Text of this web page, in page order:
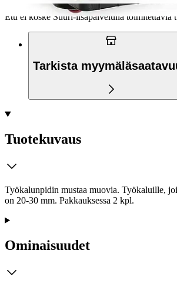
Etu ei koske Suuri‑lisäpalvelulla toimitettavia
Tarkista
Tuotekuvaus
Työkalunpidin mustaa muovia. Työkaluille,
on 20-30 mm. Pakkauksessa 2 kpl.
Ominaisuudet